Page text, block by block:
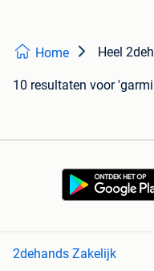
Home Heel
10 resultaten voor
2dehands Zakelijk